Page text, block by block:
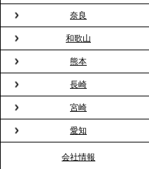
プレスリリースのご案
バー」に！福利厚生・
バーテンダー》サービス
2026.1.26
プレスリリースのご案
まない。職場のバレン
厚生”化。採用にも効く
奈良
和歌山
熊本
長崎
宮崎
愛知
会社情報